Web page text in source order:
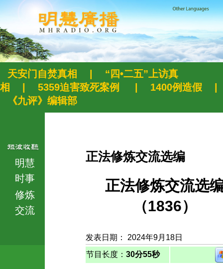
天安门自焚真相
“四•二五”上访真
相
5359迫害致死案例 1400例造假
《九评》编辑部
明慧
时事
修炼
交流
正法修炼交流选编
正法修炼交流选
（1836）
发表日期： 2024年9月18日
节目长度： 30分55秒